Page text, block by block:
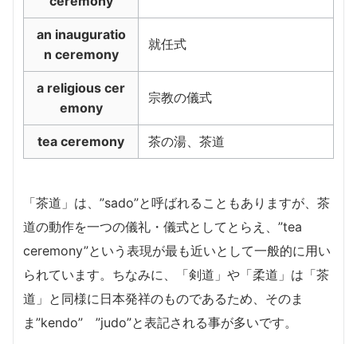
an inauguratio
n ceremony
就任式
a religious cer
emony
宗教の儀式
tea ceremony 茶の湯、茶道
「茶道」は、”sado”と呼ばれることもありますが、茶
道の動作を一つの儀礼・儀式としてとらえ、”tea
ceremony”という表現が最も近いとして一般的に用い
られています。ちなみに、「剣道」や「柔道」は「茶
道」と同様に日本発祥のものであるため、そのま
ま”kendo” ”judo”と表記される事が多いです。